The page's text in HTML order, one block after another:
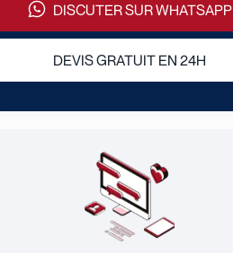
DISCUTER SUR WHATSAPP
DEVIS GRATUIT EN 24H